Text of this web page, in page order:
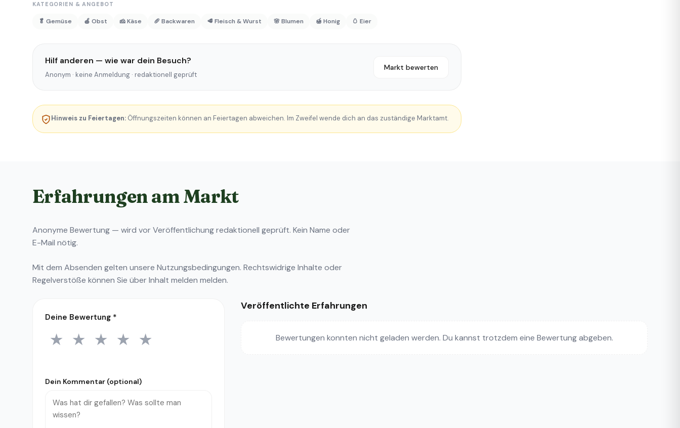
KATEGORIEN & ANGEBOT
🥬 Gemüse 🍎 Obst 🧀 Käse 🥖 Backwaren 🥩 Fleisch & Wurst 🌸 Blumen 🍯 Honig 🥚 Eier
Hilf anderen — wie war dein Besuch?
Anonym · keine Anmeldung · redaktionell geprüft
Markt bewerten
Hinweis zu Feiertagen: Öffnungszeiten können an Feiertagen abweichen. Im Zweifel wende dich an das zuständige Marktamt.
Erfahrungen am Markt
Anonyme Bewertung — wird vor Veröffentlichung redaktionell geprüft. Kein Name oder
E-Mail nötig.
Mit dem Absenden gelten unsere Nutzungsbedingungen. Rechtswidrige Inhalte oder
Regelverstöße können Sie überInhalt melden melden.
Deine Bewertung *
1 Stern
★ 2 Sterne
★ 3 Sterne
★ 4 Sterne
★ 5 Sterne
★
Dein Kommentar (optional)
Veröffentlichte Erfahrungen
Bewertungen konnten nicht geladen werden. Du kannst trotzdem eine Bewertung abgeben.